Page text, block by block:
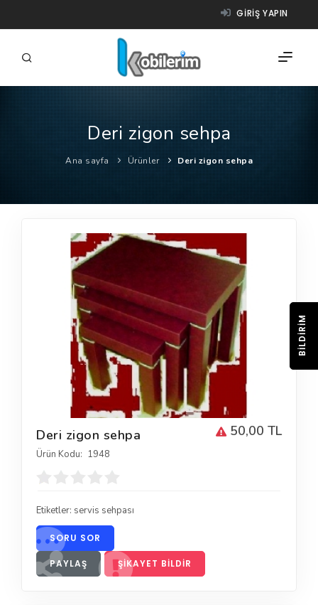
GIRIŞ YAPIN
FIRMALAR
ÜRÜNLER
NASIL ÇALIŞIR?
YARDIM
Deri zigon sehpa
Ana sayfa Ürünler Deri zigon sehpa
50,00 TL
Deri zigon sehpa
Ürün Kodu: 1948
Etiketler: servis sehpası
SORU SOR
PAYLAŞ ŞIKAYET BILDIR
BILDIRIM